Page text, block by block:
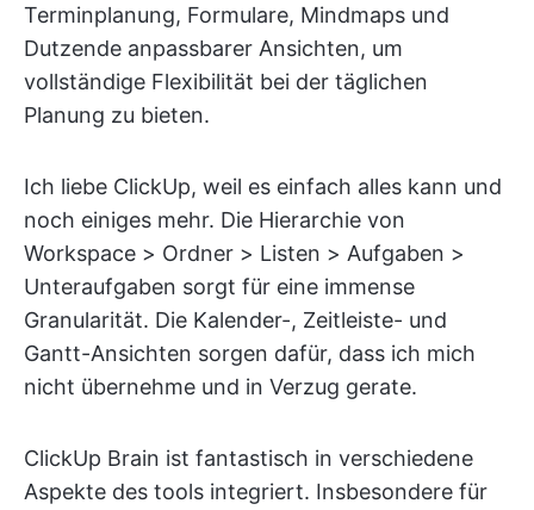
Terminplanung, Formulare, Mindmaps und
Dutzende anpassbarer Ansichten, um
vollständige Flexibilität bei der täglichen
Planung zu bieten.
Ich liebe ClickUp, weil es einfach alles kann und
noch einiges mehr. Die Hierarchie von
Workspace > Ordner > Listen > Aufgaben >
Unteraufgaben sorgt für eine immense
Granularität. Die Kalender-, Zeitleiste- und
Gantt-Ansichten sorgen dafür, dass ich mich
nicht übernehme und in Verzug gerate.
ClickUp Brain ist fantastisch in verschiedene
Aspekte des tools integriert. Insbesondere für